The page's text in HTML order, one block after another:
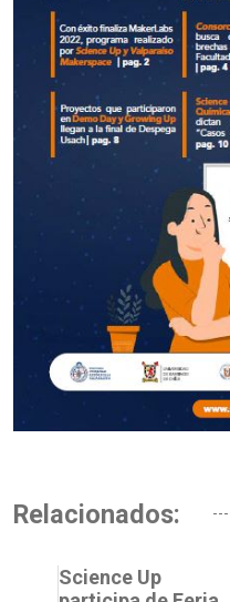
Relacionados:
Science Up